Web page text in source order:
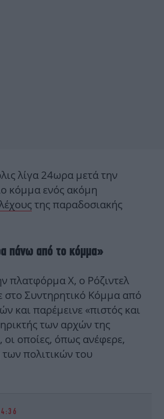
λίγα 24ωρα μετά την
κόμμα ενός ακόμη
της παραδοσιακής
πάνω από το κόμμα»
πλατφόρμα X, ο Ρόζιντελ
στο Συντηρητικό Κόμμα από
και παρέμεινε «πιστός και
των αρχών της
οποίες, όπως ανέφερε,
πολιτικών του